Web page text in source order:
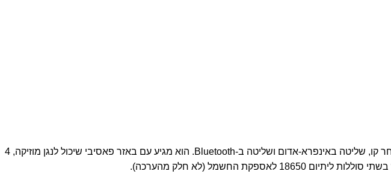
מכונית חכמה המבוססת על Micro:bit המציעה מגוון רחב של פונקציות, כולל חיישן אולטרא-סאונד, מעקב אחר קו, שליטה באינפרא-אדום ושליטה ב-Bluetooth. הוא מגיע עם באזר פאסיבי שיכול לנגן מוזיקה, 4